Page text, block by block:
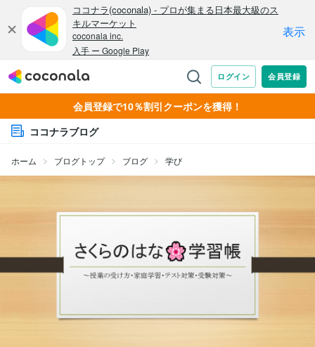
会員登録で10％割引クーポンを獲得！
ココナラブログ
ホーム ブログトップ ブログ 学び